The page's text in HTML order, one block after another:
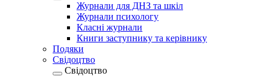
Журнали для ДНЗ та шкіл
Журнали психологу
Класні журнали
Книги заступнику та керівнику
Подяки
Свідоцтво
Свідоцтво